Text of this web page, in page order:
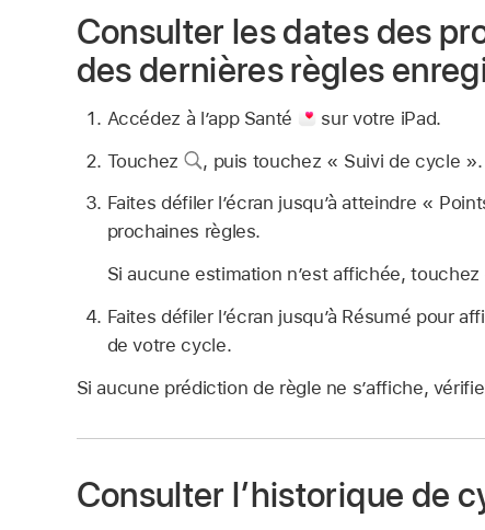
Consulter les dates des
des dernières règles
Accédez à l’app Santé
sur votre iPad.
Touchez
, puis touchez « Suivi de cycle ».
Faites défiler l’écran jusqu’à atteindre «
prochaines règles.
Si aucune estimation n’est affichée,
Faites défiler l’écran jusqu’à Résumé pour
de votre cycle.
Si aucune prédiction de règle ne s’affiche,
Consulter l’historique de